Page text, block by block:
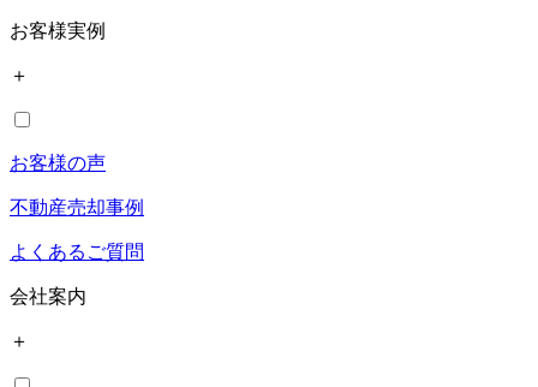
お客様実例
＋
お客様の声
不動産売却事例
よくあるご質問
会社案内
＋